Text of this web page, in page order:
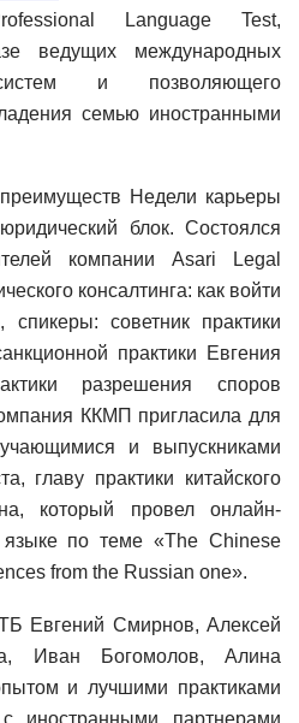
Language Test,
ведущих международных
и позволяющего
семью иностранными
Недели карьеры
блок. Состоялся
компании Asari Legal
консалтинга: как войти
советник практики
практики Евгения
разрешения споров
ККМП пригласила для
и выпускниками
главу практики китайского
который провел онлайн-
языке по теме «The Chinese
from the Russian one».
Евгений Смирнов, Алексей
Иван Богомолов, Алина
и лучшими практиками
иностранными партнерами